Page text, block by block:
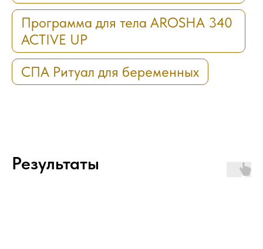
Программа для тела AROSHA 340
ACTIVE UP
СПА Ритуал для беременных
Результаты